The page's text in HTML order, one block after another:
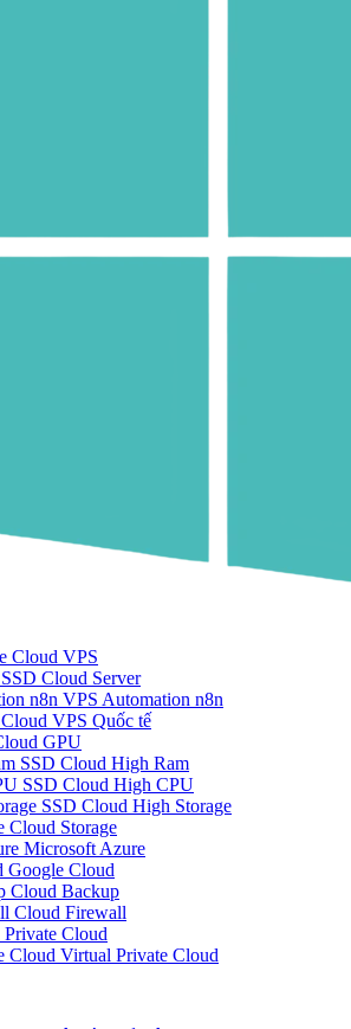
Cloud VPS
SSD Cloud Server
VPS Automation n8n
Cloud VPS Quốc tế
GPU
SSD Cloud High Ram
SSD Cloud High CPU
SSD Cloud High Storage
Cloud Storage
Microsoft Azure
Google Cloud
Cloud Backup
Cloud Firewall
Private Cloud
Virtual Private Cloud